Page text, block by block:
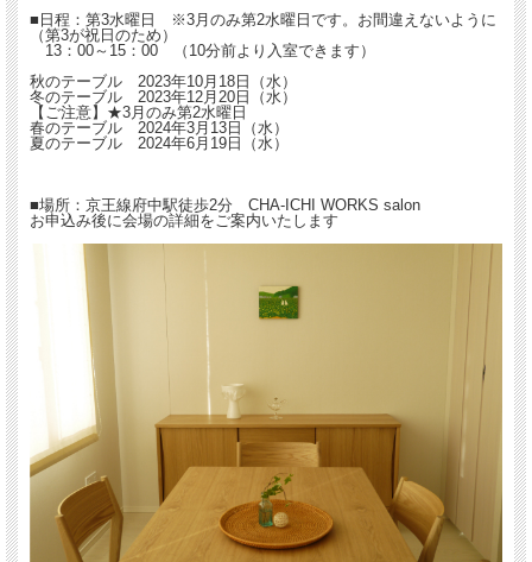
●季節感の出し方
●お茶とお菓子のテーブルセッティング
日本茶ビギナーの方もご安心ください。
茶道でも煎茶道でもなく、現代のライフスタイルに合わせた「愉しみ方」を学びま
すのでお気軽にご参加ください。
※お支払は、「クレジット決済」「銀行振込」のいづれかでお願いいたします。
■日程：第3水曜日 ※3月のみ第2水曜日です。お間違えないように
（第3が祝日のため）
13：00～15：00 （10分前より入室できます）
秋のテーブル 2023年10月18日（水）
冬のテーブル 2023年12月20日（水）
【ご注意】★3月のみ第2水曜日
春のテーブル 2024年3月13日（水）
夏のテーブル 2024年6月19日（水）
■場所：京王線府中駅徒歩2分 CHA-ICHI WORKS salon
お申込み後に会場の詳細をご案内いたします